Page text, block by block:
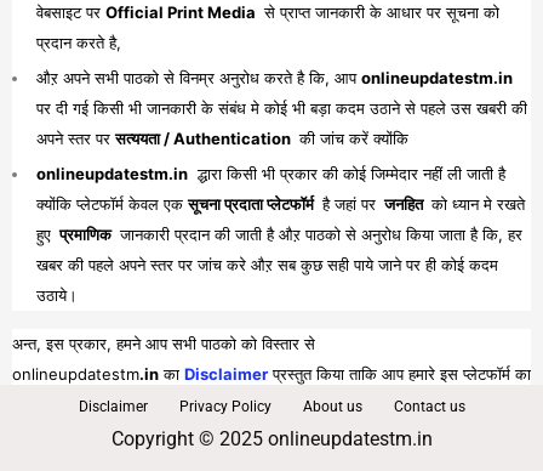
वेबसाइट पर Official Print Media से प्राप्त जानकारी के आधार पर सूचना को
प्रदान करते है,
औऱ अपने सभी पाठको से विनम्र अनुरोध करते है कि, आपonlineupdatestm.in
पर दी गई किसी भी जानकारी के संबंध मे कोई भी बड़ा कदम उठाने से पहले उस खबरी की
अपने स्तर परसत्ययता / Authentication की जांच करें क्योंकि
onlineupdatestm.in द्धारा किसी भी प्रकार की कोई जिम्मेदार नहीं ली जाती है
क्योंकि प्लेटफॉर्म केवल एकसूचना प्रदाता प्लेटफॉर्म है जहां पर जनहित को ध्यान मे रखते
हुए प्रमाणिक जानकारी प्रदान की जाती है औऱ पाठको से अनुरोध किया जाता है कि, हर
खबर की पहले अपने स्तर पर जांच करे औऱ सब कुछ सही पाये जाने पर ही कोई कदम
उठाये।
अन्त, इस प्रकार, हमने आप सभी पाठको को विस्तार से
onlineupdatestm.inका Disclaimerप्रस्तुत किया ताकि आप हमारे इस प्लेटफॉर्म का
पूरा व भरपूर लाभ प्राप्त कर सकें।
Disclaimer Privacy Policy About us Contact us
Copyright © 2025 onlineupdatestm.in